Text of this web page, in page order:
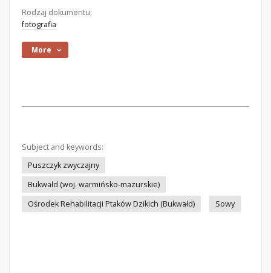
Rodzaj dokumentu:
fotografia
More
Subject and keywords:
Puszczyk zwyczajny
Bukwałd (woj. warmińsko-mazurskie)
Ośrodek Rehabilitacji Ptaków Dzikich (Bukwałd)
Sowy